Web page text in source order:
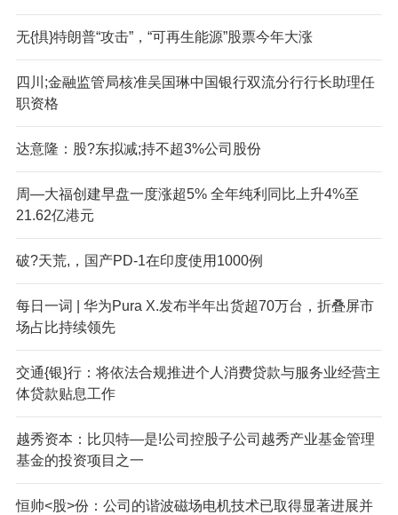
无{惧}特朗普“攻击”，“可再生能源”股票今年大涨
四川;金融监管局核准吴国琳中国银行双流分行行长助理任
职资格
达意隆：股?东拟减;持不超3%公司股份
周—大福创建早盘一度涨超5% 全年纯利同比上升4%至
21.62亿港元
破?天荒,，国产PD-1在印度使用1000例
每日一词 | 华为Pura X.发布半年出货超70万台，折叠屏市
场占比持续领先
交通{银}行：将依法合规推进个人消费贷款与服务业经营主
体贷款贴息工作
越秀资本：比贝特—是!公司控股子公司越秀产业基金管理
基金的投资项目之一
恒帅<股>份：公司的谐波磁场电机技术已取得显著进展并